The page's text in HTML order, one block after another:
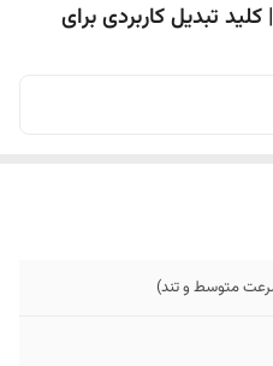
کلید راکر تک پل هود ۲ به ۳ | کلید تبدیل کاربردی برای